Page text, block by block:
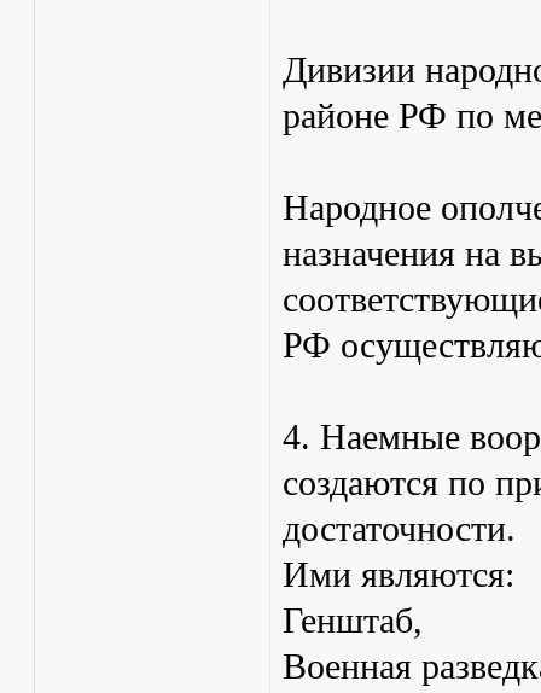
Дивизии
районе РФ по
Народное
назначения на
РФ
4. Наемные
создаются по
достаточности.
Ими являются:
Генштаб,
Военная